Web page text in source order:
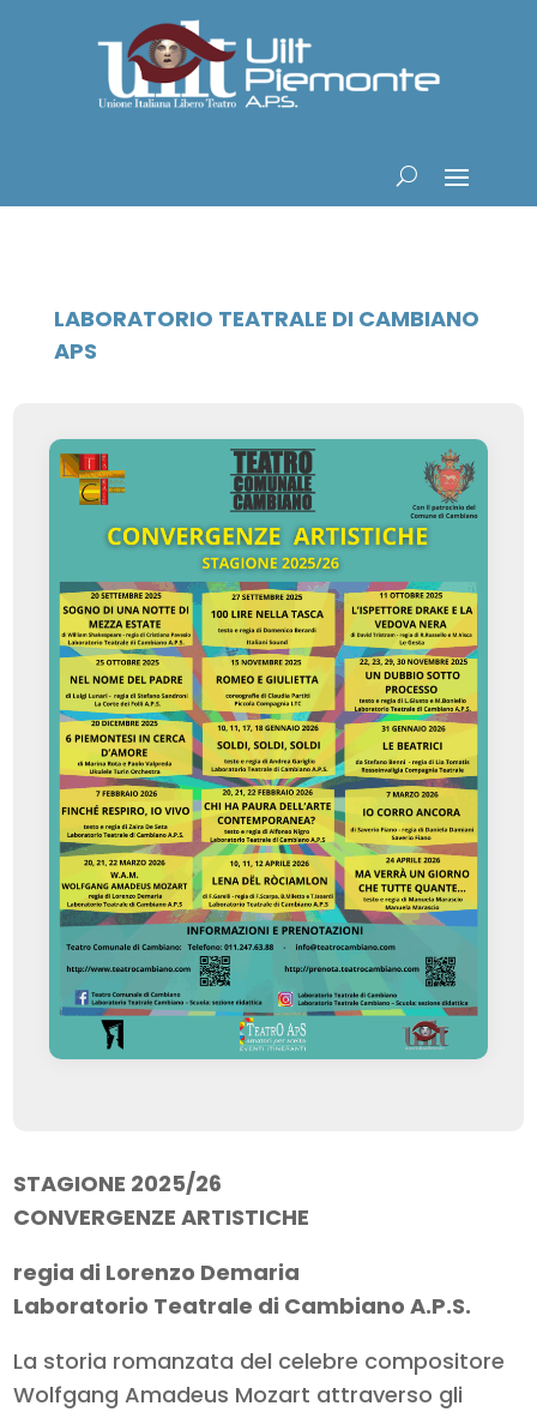
LABORATORIO TEATRALE DI CAMBIANO
APS
STAGIONE 2025/26
CONVERGENZE ARTISTICHE
regia di Lorenzo Demaria
Laboratorio Teatrale di Cambiano A.P.S.
La storia romanzata del celebre compositore
Wolfgang Amadeus Mozart attraverso gli